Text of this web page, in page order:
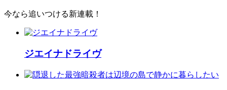
今なら追いつける新連載！
ジエイナドライヴ